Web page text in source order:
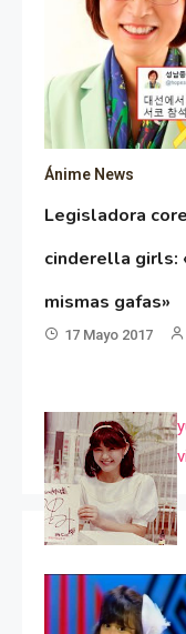
Ánime News
Legisladora
cinderella girls:
mismas gafas»
17 Mayo 2017